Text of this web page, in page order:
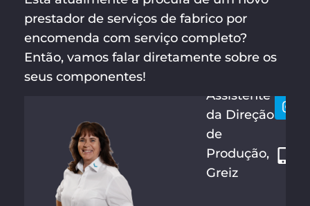
prestador de serviços de fabrico por
encomenda com serviço completo?
Então, vamos falar diretamente sobre os
seus componentes!
ANDREA
SCHEIBN
Assistente
da Direção
de
Produção,
Greiz